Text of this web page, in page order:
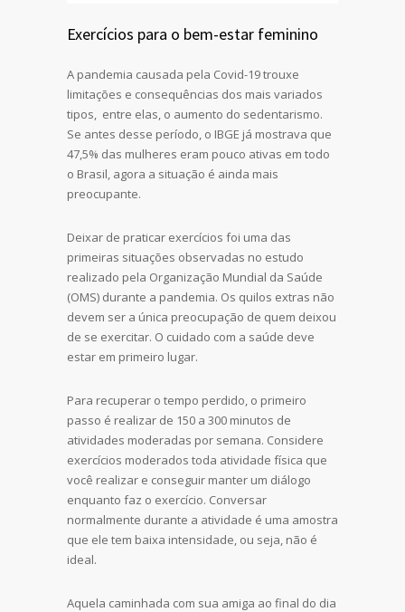
Exercícios para o bem-estar feminino
A pandemia causada pela Covid-19 trouxe
limitações e consequências dos mais variados
tipos, entre elas, o aumento do sedentarismo.
Se antes desse período, o IBGE já mostrava que
47,5% das mulheres eram pouco ativas em todo
o Brasil, agora a situação é ainda mais
preocupante.
Deixar de praticar exercícios foi uma das
primeiras situações observadas no estudo
realizado pela Organização Mundial da Saúde
(OMS) durante a pandemia. Os quilos extras não
devem ser a única preocupação de quem deixou
de se exercitar. O cuidado com a saúde deve
estar em primeiro lugar.
Para recuperar o tempo perdido, o primeiro
passo é realizar de 150 a 300 minutos de
atividades moderadas por semana. Considere
exercícios moderados toda atividade física que
você realizar e conseguir manter um diálogo
enquanto faz o exercício. Conversar
normalmente durante a atividade é uma amostra
que ele tem baixa intensidade, ou seja, não é
ideal.
Aquela caminhada com sua amiga ao final do dia